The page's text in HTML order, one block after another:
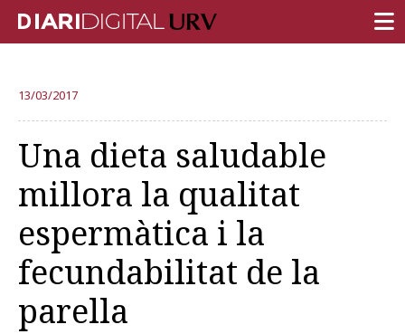
RECERCA
DOCÈNCIA
INSTITUCIÓ
VIDA AL CAMPUS
COMUNITAT URV
REPORTATGES
13/03/2017
Una dieta saludable
millora la qualitat
espermàtica i la
fecundabilitat de la
parella